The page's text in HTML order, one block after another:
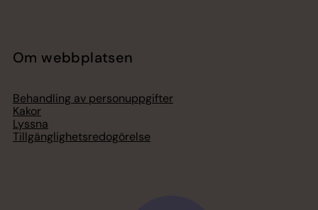
Om webbplatsen
Behandling av personuppgifter
Kakor
Lyssna
Tillgänglighetsredogörelse